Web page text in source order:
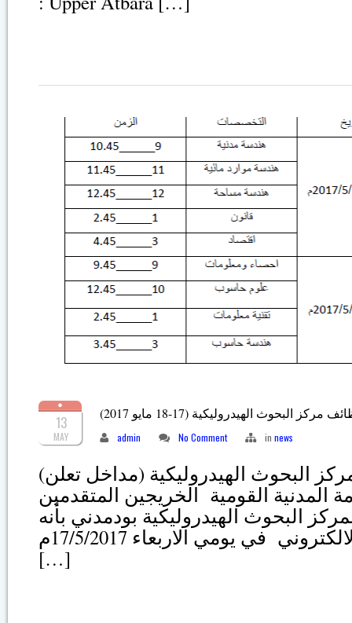
13
MAY
البحوث الهيدروليكية (17-18 مايو 2017
admin No Comment in news
(الامتحان الالكتروني لمركز البحوث الهيدروليكية (مداخل تعلن
المدنية القومية الخريجين المتقدمين
البحوث الهيدروليكية بودمدني بأنه
تقرر انعقاد الامتحان الالكتروني في يومي الاربعاء 17/5/2017م
[…]